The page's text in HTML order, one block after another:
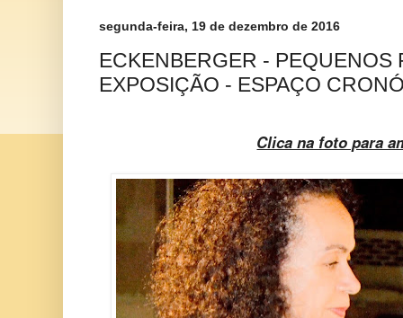
segunda-feira, 19 de dezembro de 2016
ECKENBERGER - PEQUENOS
EXPOSIÇÃO - ESPAÇO
Clica na foto para